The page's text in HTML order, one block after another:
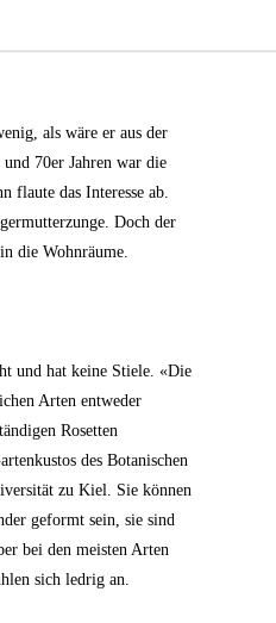
als wäre er aus der
70er Jahren war die
flaute das Interesse ab.
Doch der
die Wohnräume.
und hat keine Stiele. «Die
Arten entweder
Rosetten
des Botanischen
zu Kiel. Sie können
geformt sein, sie sind
bei den meisten Arten
sich ledrig an.